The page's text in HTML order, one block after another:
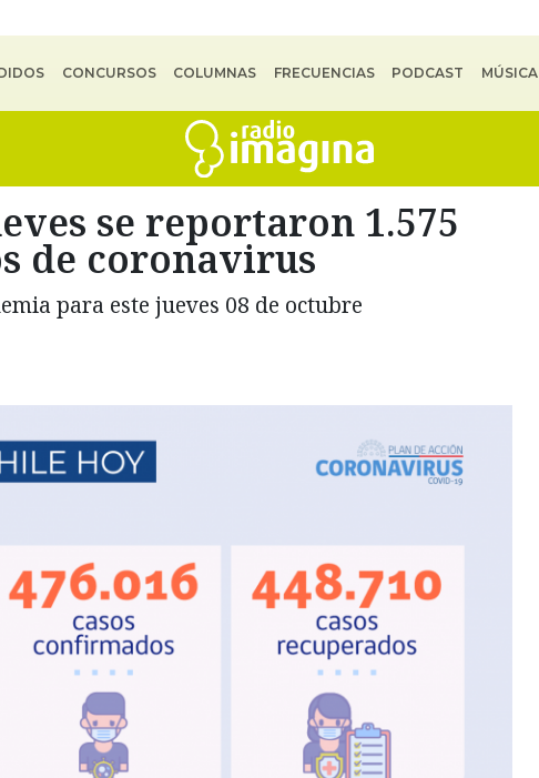
CONCURSOS COLUMNAS FRECUENCIAS PODCAST MÚSICA
se reportaron 1.575
de coronavirus
para este jueves 08 de octubre